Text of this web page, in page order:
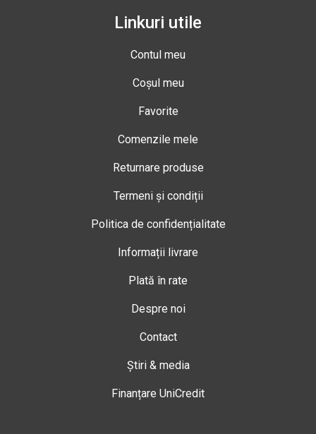
Linkuri utile
Contul meu
Coșul meu
Favorite
Comenzile mele
Returnare produse
Termeni și condiții
Politica de confidențialitate
Informații livrare
Plată în rate
Despre noi
Contact
Știri & media
Finanțare UniCredit